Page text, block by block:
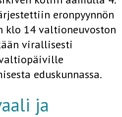
eronpyynnön
klo 14 valtioneuvoston
virallisesti
eduskunnassa.
ja